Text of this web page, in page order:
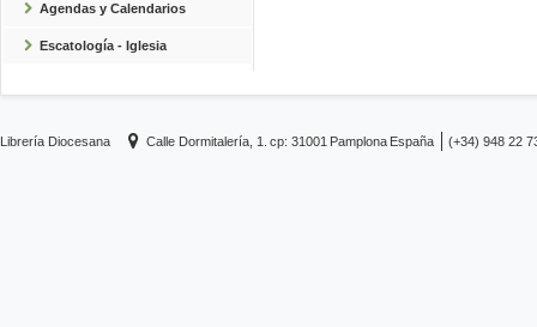
Agendas y Calendarios
Escatología - Iglesia
Librería Diocesana Calle Dormitalería, 1. cp: 31001 Pamplona España (+34) 948 22